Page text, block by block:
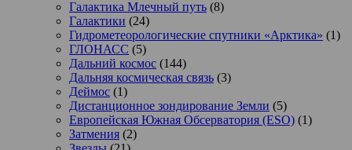
Галактика Млечный путь (8)
Галактики (24)
Гидрометеорологические спутники «Арктика» (1)
ГЛОНАСС (5)
Дальний космос (144)
Дальняя космическая связь (3)
Деймос (1)
Дистанционное зондирование Земли (5)
Европейская Южная Обсерватория (ESO) (1)
Затмения (2)